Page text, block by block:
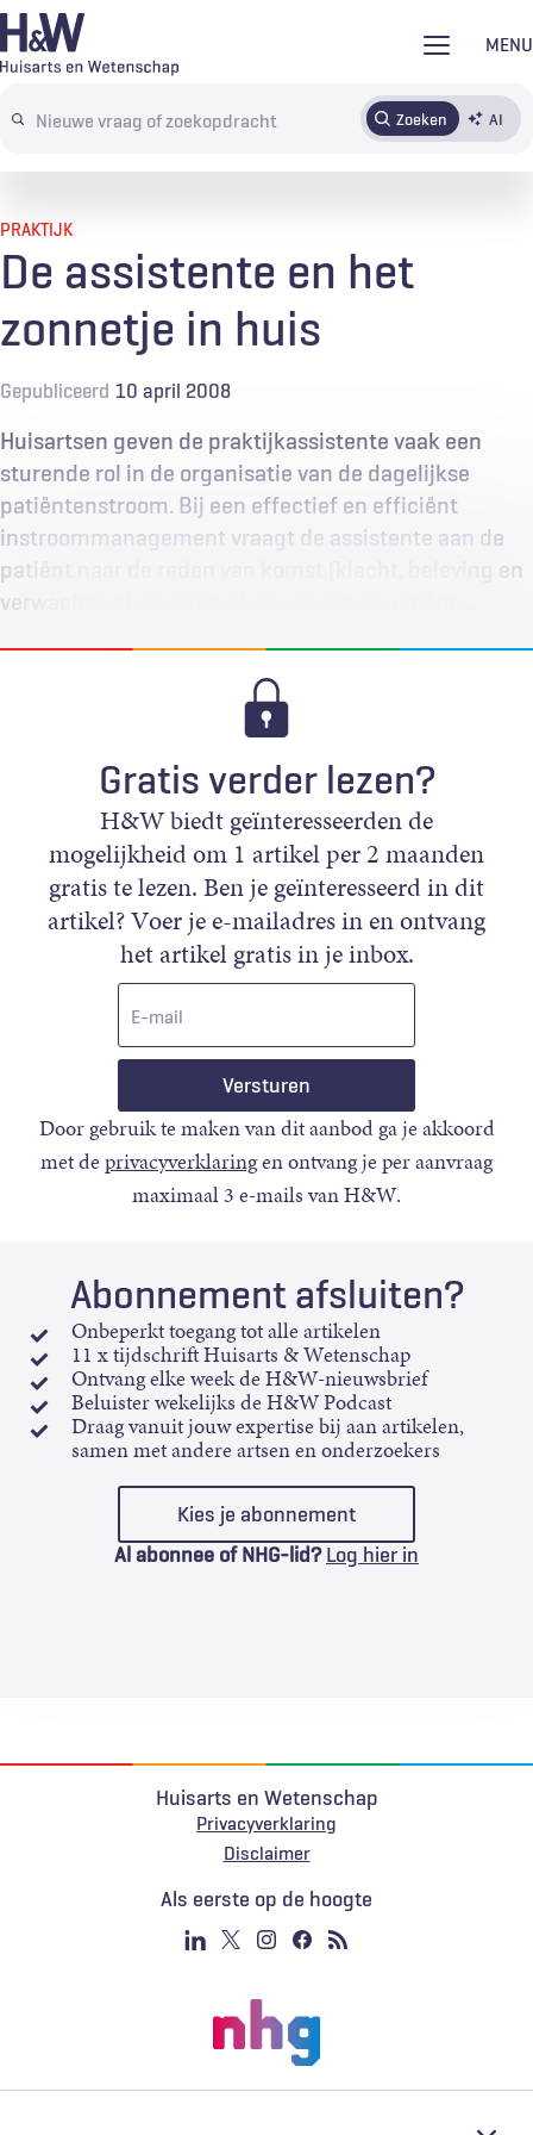
Overslaan
en
de
MENU
Search
terms
Zoeken AI
AbonnerenTijdschrift Inloggen
PRAKTIJK
De assistente en het
zonnetje in huis
Gepubliceerd 10 april 2008
Huisartsen geven de praktijkassistente vaak een
sturende rol in de organisatie van de dagelijkse
patiëntenstroom. Bij een effectief en efficiënt
instroommanagement vraagt de assistente aan de
patiënt naar de reden van komst (klacht, beleving en
verwachting) en zorgt zij ervoor dat de patiënt…
Gratis verder lezen?
H&W biedt geïnteresseerden de
mogelijkheid om 1 artikel per 2 maanden
gratis te lezen. Ben je geïnteresseerd in dit
artikel? Voer je e-mailadres in en ontvang
het artikel gratis in je inbox.
Door gebruik te maken van dit aanbod ga je akkoord
met deprivacyverklaringen ontvang je per aanvraag
maximaal 3 e-mails van H&W.
Abonnement afsluiten?
Onbeperkt toegang tot alle artikelen
11 x tijdschrift Huisarts & Wetenschap
Ontvang elke week de H&W-nieuwsbrief
Beluister wekelijks de H&W Podcast
Draag vanuit jouw expertise bij aan artikelen,
samen met andere artsen en onderzoekers
Kies je abonnement
Al abonnee of NHG-lid? Log hier in
Huisarts en Wetenschap
Privacyverklaring
Voet
Disclaimer
Als eerste op de hoogte